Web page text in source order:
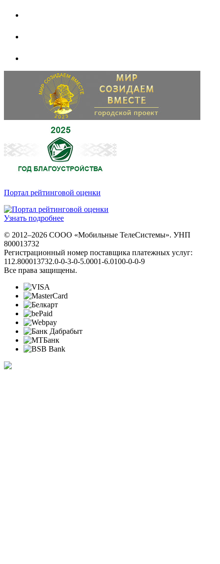
Портал рейтинговой оценки
Узнать подробнее
© 2012–2026 СООО «Мобильные ТелеСистемы». УНП
800013732
Регистрационный номер поставщика платежных услуг:
112.800013732.0-0-3-0-5.0001-6.0100-0-0-9
Все права защищены.